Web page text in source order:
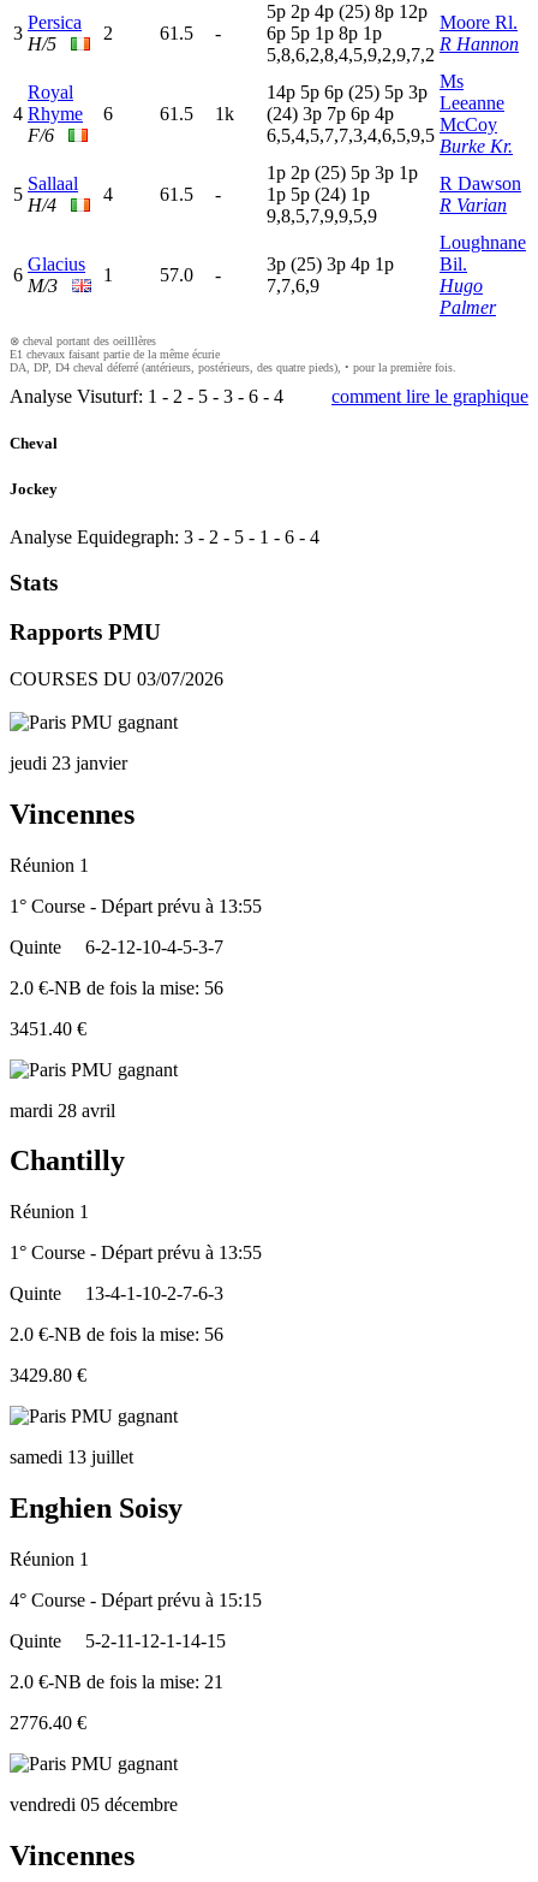
3
Persica
H/5
2 61.5 -
5p 2p 4p (25) 8p 12p
6p 5p 1p 8p 1p
5,8,6,2,8,4,5,9,2,9,7,2
Moore Rl.
R Hannon
4
Royal
Rhyme
F/6
6 61.5 1k
14p 5p 6p (25) 5p 3p
(24) 3p 7p 6p 4p
6,5,4,5,7,7,3,4,6,5,9,5
Ms
Leeanne
McCoy
Burke Kr.
5
Sallaal
H/4
4 61.5 -
1p 2p (25) 5p 3p 1p
1p 5p (24) 1p
9,8,5,7,9,9,5,9
R Dawson
R Varian
6
Glacius
M/3
1 57.0 -
3p (25) 3p 4p 1p
7,7,6,9
Loughnane
Bil.
Hugo
Palmer
⊗ cheval portant des oeilllères
E1 chevaux faisant partie de la même écurie
DA, DP, D4 cheval déferré (antérieurs, postérieurs, des quatre pieds), • pour la première fois.
Analyse Visuturf: 1 - 2 - 5 - 3 - 6 - 4 comment lire le graphique
Cheval
Jockey
Analyse Equidegraph: 3 - 2 - 5 - 1 - 6 - 4
Stats
Rapports PMU
COURSES DU 03/07/2026
jeudi 23 janvier
Vincennes
Réunion 1
1° Course - Départ prévu à 13:55
Quinte
6-2-12-10-4-5-3-7
2.0 €-NB de fois la mise: 56
3451.40 €
mardi 28 avril
Chantilly
Réunion 1
1° Course - Départ prévu à 13:55
Quinte
13-4-1-10-2-7-6-3
2.0 €-NB de fois la mise: 56
3429.80 €
samedi 13 juillet
Enghien Soisy
Réunion 1
4° Course - Départ prévu à 15:15
Quinte
5-2-11-12-1-14-15
2.0 €-NB de fois la mise: 21
2776.40 €
vendredi 05 décembre
Vincennes